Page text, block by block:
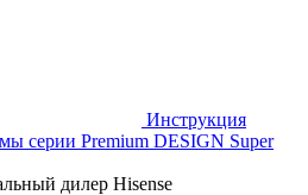
Инструкция
серии Premium DESIGN Super
дилер Hisense